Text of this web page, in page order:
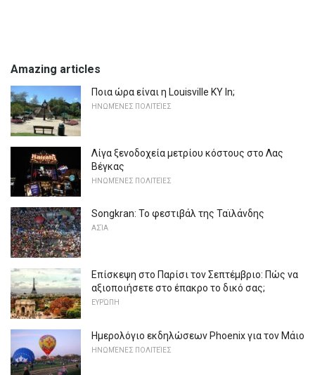
Amazing articles
Ποια ώρα είναι η Louisville KY In;
ΗΝΩΜΈΝΕΣ ΠΟΛΙΤΕΊΕΣ
Λίγα ξενοδοχεία μετρίου κόστους στο Λας
Βέγκας
ΗΝΩΜΈΝΕΣ ΠΟΛΙΤΕΊΕΣ
Songkran: Το φεστιβάλ της Ταϊλάνδης
ΑΣΊΑ
Επίσκεψη στο Παρίσι τον Σεπτέμβριο: Πώς να
αξιοποιήσετε στο έπακρο το δικό σας;
ΕΥΡΏΠΗ
Ημερολόγιο εκδηλώσεων Phoenix για τον Μάιο
ΗΝΩΜΈΝΕΣ ΠΟΛΙΤΕΊΕΣ